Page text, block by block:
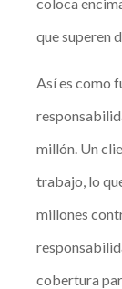
coloca
que superen
Así es como
millón. Un
trabajo, lo
millones
cobertura